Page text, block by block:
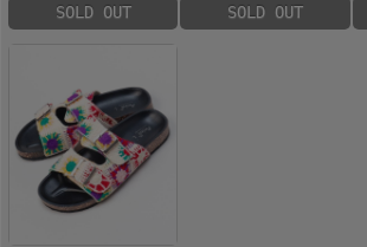
SOLD OUT SOLD OUT